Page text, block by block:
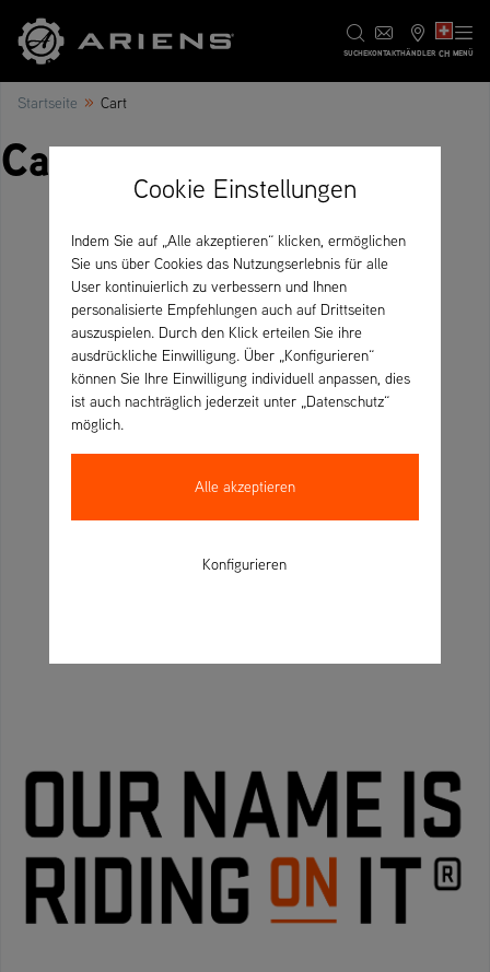
SUCHEKONTAKTHÄNDLER CH MENÜ
Startseite » Cart
Cart Cookie Einstellungen
Indem Sie auf „Alle akzeptieren“ klicken, ermöglichen
Sie uns über Cookies das Nutzungserlebnis für alle
User kontinuierlich zu verbessern und Ihnen
personalisierte Empfehlungen auch auf Drittseiten
auszuspielen. Durch den Klick erteilen Sie ihre
ausdrückliche Einwilligung. Über „Konfigurieren“
können Sie Ihre Einwilligung individuell anpassen, dies
ist auch nachträglich jederzeit unter „Datenschutz“
möglich.
Alle akzeptieren
Konfigurieren